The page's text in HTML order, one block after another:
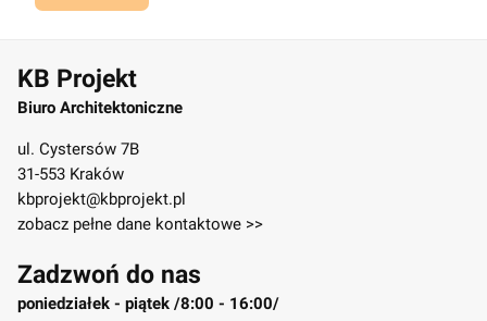
KB Projekt
Biuro Architektoniczne
ul. Cystersów 7B
31-553 Kraków
kbprojekt@kbprojekt.pl
zobacz pełne dane kontaktowe >>
Zadzwoń do nas
poniedziałek - piątek /8:00 - 16:00/